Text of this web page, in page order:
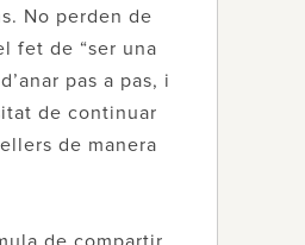
No perden de
fet de “ser una
pas a pas, i
de continuar
de manera